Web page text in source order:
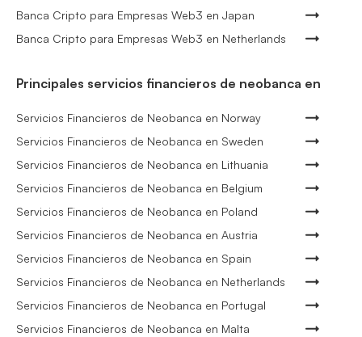
Banca Cripto para Empresas Web3 en Japan
Banca Cripto para Empresas Web3 en Netherlands
Principales servicios financieros de neobanca en
Servicios Financieros de Neobanca en Norway
Servicios Financieros de Neobanca en Sweden
Servicios Financieros de Neobanca en Lithuania
Servicios Financieros de Neobanca en Belgium
Servicios Financieros de Neobanca en Poland
Servicios Financieros de Neobanca en Austria
Servicios Financieros de Neobanca en Spain
Servicios Financieros de Neobanca en Netherlands
Servicios Financieros de Neobanca en Portugal
Servicios Financieros de Neobanca en Malta